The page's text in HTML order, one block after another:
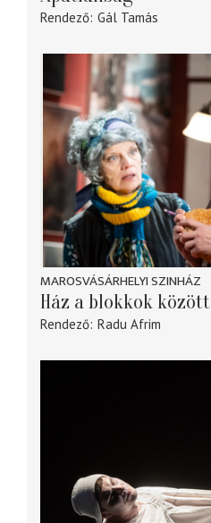
Rendező Gál Tamás
MAROSVÁSÁRHELYI SZINHÁZ
Ház a blokkok között
Rendező Radu Afrim